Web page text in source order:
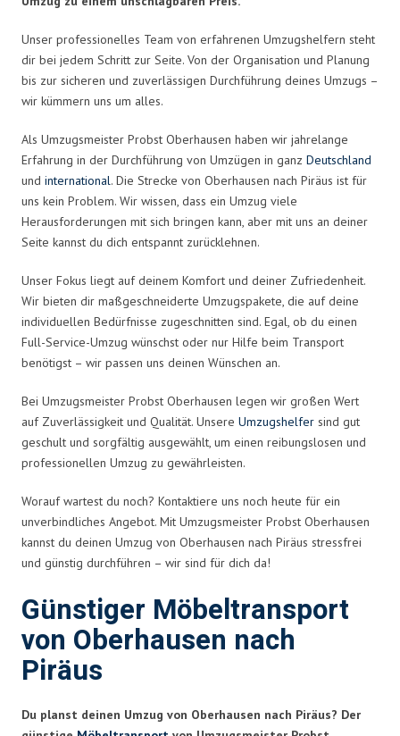
Unser professionelles Team von erfahrenen Umzugshelfern steht
dir bei jedem Schritt zur Seite. Von der Organisation und Planung
bis zur sicheren und zuverlässigen Durchführung deines Umzugs –
wir kümmern uns um alles.
Als Umzugsmeister Probst Oberhausen haben wir jahrelange
Erfahrung in der Durchführung von Umzügen in ganz Deutschland
und international. Die Strecke von Oberhausen nach Piräus ist für
uns kein Problem. Wir wissen, dass ein Umzug viele
Herausforderungen mit sich bringen kann, aber mit uns an deiner
Seite kannst du dich entspannt zurücklehnen.
Unser Fokus liegt auf deinem Komfort und deiner Zufriedenheit.
Wir bieten dir maßgeschneiderte Umzugspakete, die auf deine
individuellen Bedürfnisse zugeschnitten sind. Egal, ob du einen
Full-Service-Umzug wünschst oder nur Hilfe beim Transport
benötigst – wir passen uns deinen Wünschen an.
Bei Umzugsmeister Probst Oberhausen legen wir großen Wert
auf Zuverlässigkeit und Qualität. Unsere Umzugshelfer sind gut
geschult und sorgfältig ausgewählt, um einen reibungslosen und
professionellen Umzug zu gewährleisten.
Worauf wartest du noch? Kontaktiere uns noch heute für ein
unverbindliches Angebot. Mit Umzugsmeister Probst Oberhausen
kannst du deinen Umzug von Oberhausen nach Piräus stressfrei
und günstig durchführen – wir sind für dich da!
Günstiger Möbeltransport
von Oberhausen nach
Piräus
Du planst deinen Umzug von Oberhausen nach Piräus? Der